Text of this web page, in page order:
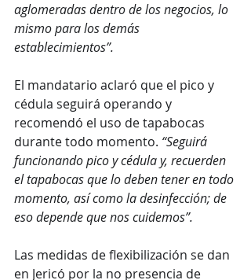
aglomeradas dentro de los negocios, lo
mismo para los demás
establecimientos”.
El mandatario aclaró que el pico y
cédula seguirá operando y
recomendó el uso de tapabocas
durante todo momento. “Seguirá
funcionando pico y cédula y, recuerden
el tapabocas que lo deben tener en todo
momento, así como la desinfección; de
eso depende que nos cuidemos”.
Las medidas de flexibilización se dan
en Jericó por la no presencia de